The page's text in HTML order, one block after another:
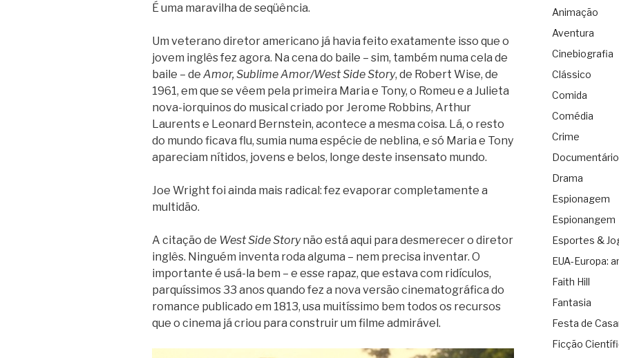
É uma maravilha de seqüência.
Um veterano diretor americano já havia feito exatamente isso que o
jovem inglês fez agora. Na cena do baile – sim, também numa cela de
baile – de Amor, Sublime Amor/West Side Story, de Robert Wise, de
1961, em que se vêem pela primeira Maria e Tony, o Romeu e a Julieta
nova-iorquinos do musical criado por Jerome Robbins, Arthur
Laurents e Leonard Bernstein, acontece a mesma coisa. Lá, o resto
do mundo ficava flu, sumia numa espécie de neblina, e só Maria e Tony
apareciam nítidos, jovens e belos, longe deste insensato mundo.
Joe Wright foi ainda mais radical: fez evaporar completamente a
multidão.
A citação de West Side Storynão está aqui para desmerecer o diretor
inglês. Ninguém inventa roda alguma – nem precisa inventar. O
importante é usá-la bem – e esse rapaz, que estava com ridículos,
parquíssimos 33 anos quando fez a nova versão cinematográfica do
romance publicado em 1813, usa muitíssimo bem todos os recursos
que o cinema já criou para construir um filme admirável.
Animação
Aventura
Cinebiografia
Clássico
Comida
Comédia
Crime
Documentário
Drama
Espionagem
Espionangem
Esportes &
EUA-Europa:
Faith Hill
Fantasia
Festa de
Ficção